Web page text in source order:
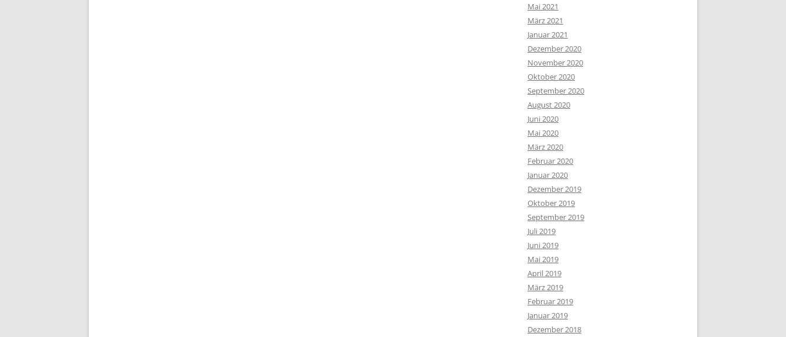
Mai 2021
März 2021
Januar 2021
Dezember 2020
November 2020
Oktober 2020
September 2020
August 2020
Juni 2020
Mai 2020
März 2020
Februar 2020
Januar 2020
Dezember 2019
Oktober 2019
September 2019
Juli 2019
Juni 2019
Mai 2019
April 2019
März 2019
Februar 2019
Januar 2019
Dezember 2018